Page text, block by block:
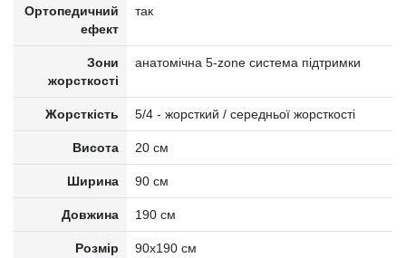
Ортопедичний
ефект
так
Зони
жорсткості
анатомічна 5-zone система підтримки
Жорсткість 5/4 - жорсткий / середньої жорсткості
Висота 20 см
Ширина 90 см
Довжина 190 см
Розмір
90x190 см